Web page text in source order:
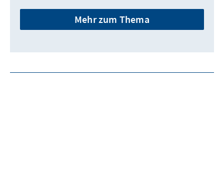
Mehr zum Thema